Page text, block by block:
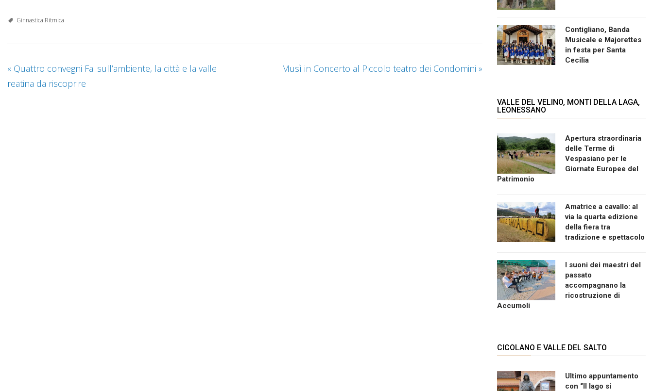
Ginnastica Ritmica
« Quattro convegni Fai sull’ambiente, la città e la valle
reatina da riscoprire
Musì in Concerto al Piccolo teatro dei Condomini »
Contigliano, Banda
Musicale e Majorettes
in festa per Santa
Cecilia
VALLE DEL VELINO, MONTI DELLA LAGA,
LEONESSANO
Apertura straordinaria
delle Terme di
Vespasiano per le
Giornate Europee del
Patrimonio
Amatrice a cavallo: al
via la quarta edizione
della fiera tra
tradizione e spettacolo
I suoni dei maestri del
passato
accompagnano la
ricostruzione di
Accumoli
CICOLANO E VALLE DEL SALTO
Ultimo appuntamento
con “Il lago si